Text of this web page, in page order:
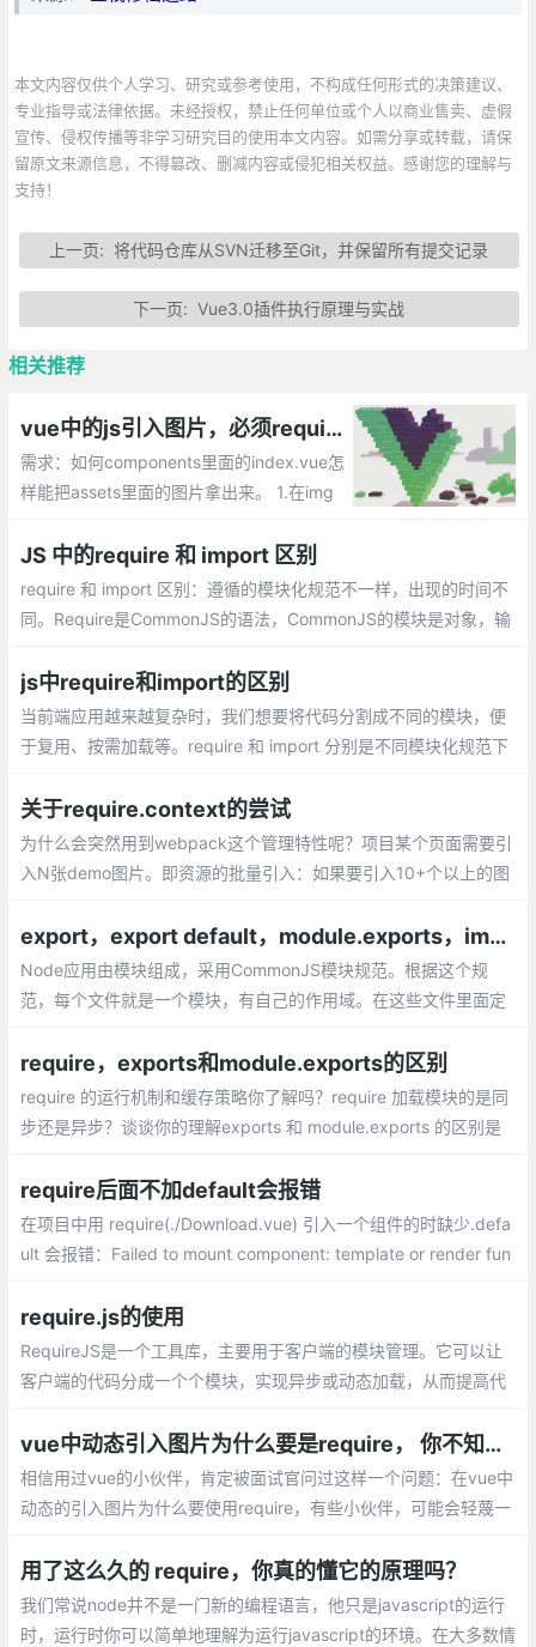
本文内容仅供个人学习、研究或参考使用，不构成任何形式的决策建议、
专业指导或法律依据。未经授权，禁止任何单位或个人以商业售卖、虚假
宣传、侵权传播等非学习研究目的使用本文内容。如需分享或转载，请保
留原文来源信息，不得篡改、删减内容或侵犯相关权益。感谢您的理解与
支持！
上一页: 将代码仓库从SVN迁移至Git，并保留所有提交记录
下一页:Vue3.0插件执行原理与实战
相关推荐
vue中的js引入图片，必须require进来
需求：如何components里面的index.vue怎
样能把assets里面的图片拿出来。 1.在img
循环输出
JS 中的require 和 import 区别
require 和 import 区别：遵循的模块化规范不一样，出现的时间不
同。Require是CommonJS的语法，CommonJS的模块是对象，输
js中require和import的区别
当前端应用越来越复杂时，我们想要将代码分割成不同的模块，便
于复用、按需加载等。require 和 import 分别是不同模块化规范下
关于require.context的尝试
为什么会突然用到webpack这个管理特性呢？项目某个页面需要引
入N张demo图片。即资源的批量引入：如果要引入10+个以上的图
如果再多一点的静态资源需要引入呢？这时候require.context就派
上了用场。
export，export default，module.exports，import，require之间的区别和关联
Node应用由模块组成，采用CommonJS模块规范。根据这个规
范，每个文件就是一个模块，有自己的作用域。在这些文件里面定
用域污染。
require，exports和module.exports的区别
require 的运行机制和缓存策略你了解吗？require 加载模块的是同
步还是异步？谈谈你的理解exports 和 module.exports 的区别是
require后面不加default会报错
在项目中用 require(./Download.vue) 引入一个组件的时缺少.defa
ult 会报错：Failed to mount component: template or render fun
require.js的使用
RequireJS是一个工具库，主要用于客户端的模块管理。它可以让
客户端的代码分成一个个模块，实现异步或动态加载，从而提高代
间可以互相依赖，当然可能会有人会想，模块之间的依赖
vue中动态引入图片为什么要是require， 你不知道的那些事
相信用过vue的小伙伴，肯定被面试官问过这样一个问题：在vue中
动态的引入图片为什么要使用require，有些小伙伴，可能会轻蔑一
编译，所以要加上require
用了这么久的 require，你真的懂它的原理吗？
我们常说node并不是一门新的编程语言，他只是javascript的运行
时，运行时你可以简单地理解为运行javascript的环境。在大多数情